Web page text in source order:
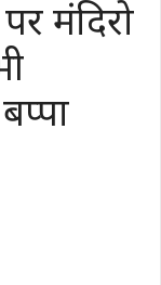
मंदिरो